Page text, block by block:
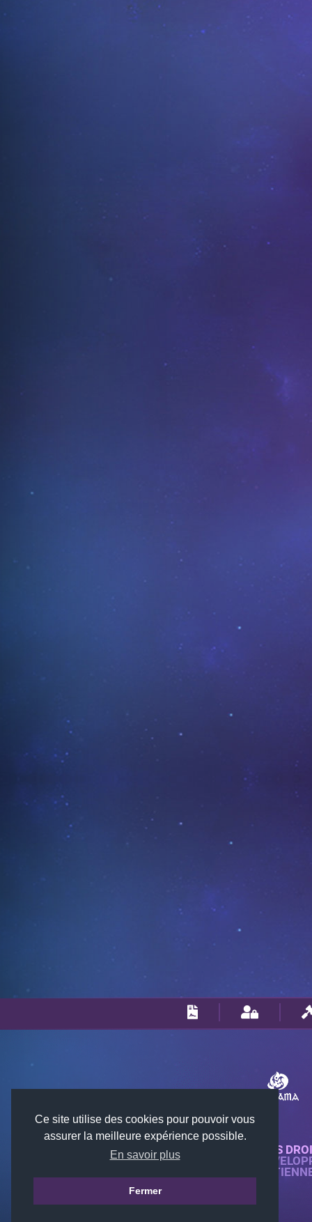
Ce site utilise des cookies pour pouvoir vous
assurer la meilleure expérience possible.
En savoir plus
Fermer
© 2018-2026 KTARENA. TOUS
SITE WEB ENTIÈREMENT
TOUTES LES IMAGES